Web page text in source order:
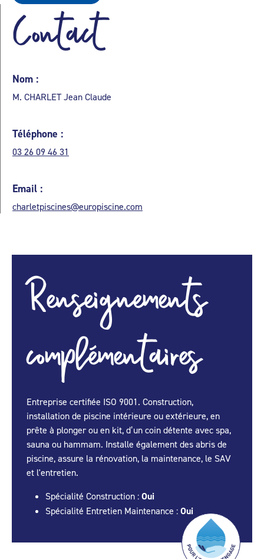
Contact
Nom :
M. CHARLET Jean Claude
Téléphone :
03 26 09 46 31
Email :
charletpiscines@europiscine.com
Renseignements
complémentaires
Entreprise certifiée ISO 9001. Construction,
installation de piscine intérieure ou extérieure, en
prête à plonger ou en kit, d’un coin détente avec spa,
sauna ou hammam. Installe également des abris de
piscine, assure la rénovation, la maintenance, le SAV
et l'entretien.
Spécialité Construction : Oui
Spécialité Entretien Maintenance : Oui